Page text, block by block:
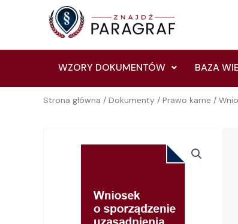
WZORY DOKUMENTÓW BAZA
Strona główna / Dokumenty / Prawo karne /